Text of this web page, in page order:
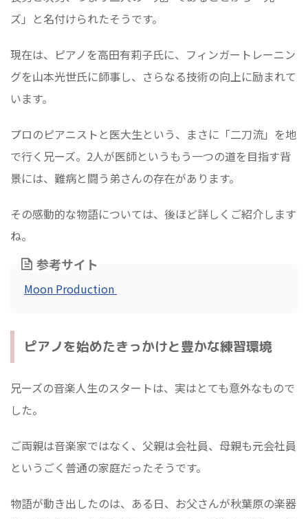
ズ」と名付けられたそうです。
現在は、ピアノを高田有莉子氏に、フィンガートレーニン
グを山本光世氏に師事し、さらなる技術の向上に励まれて
います。
プロのピアニストと医大生という、まさに「二刀流」を地
で行く兄ーズ。2人が医師というもう一つの道を目指す背
景には、難病と闘う弟さんの存在があります。
その感動的な物語については、後ほど詳しくご紹介します
ね。
参考サイト
Moon Production
ピアノを始めたきっかけと豊かな練習環境
兄ーズの音楽人生のスタートは、実はとても意外なもので
した。
ご両親は音楽家ではなく、父親は会社員、母親も元会社員
というごく普通の家庭だったそうです。
物語が動き出したのは、ある日、お父さんが秋葉原の楽器